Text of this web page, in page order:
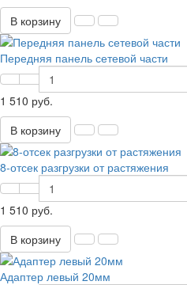
В корзину
Передняя панель сетевой части
1 510 руб.
В корзину
8-отсек разгрузки от растяжения
1 510 руб.
В корзину
Адаптер левый 20мм